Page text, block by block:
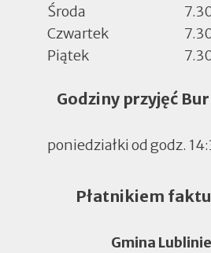
Środa
Czwartek
Piątek
Godziny przyjęć
poniedziałki od godz.
Płatnikiem
Gmina